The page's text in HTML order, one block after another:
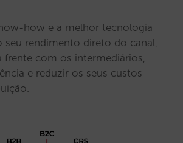
how e a melhor tecnologia
seu rendimento direto do canal,
frente com os intermediários,
e reduzir os seus custos